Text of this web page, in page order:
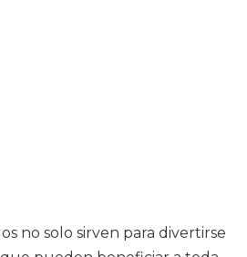
no solo sirven para divertirse